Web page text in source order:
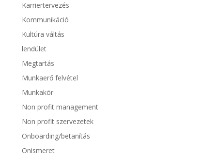
Karriertervezés
Kommunikáció
Kultúra váltás
lendület
Megtartás
Munkaerő felvétel
Munkakör
Non profit management
Non profit szervezetek
Onboarding/betanítás
Önismeret